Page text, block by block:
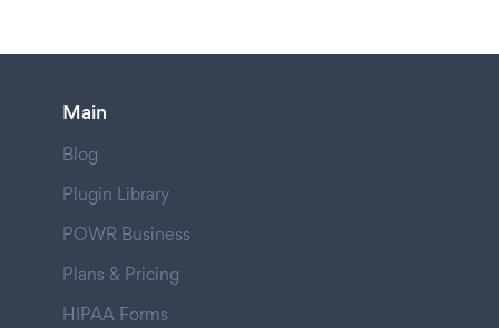
Main
Blog
Plugin Library
POWR Business
Plans & Pricing
HIPAA Forms